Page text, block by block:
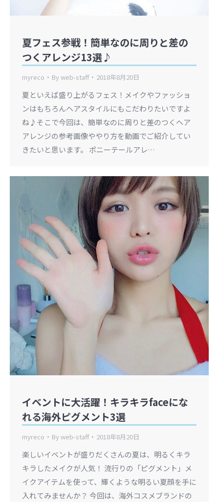
夏フェス参戦！簡単なのに周りと差の
つくアレンジ13選♪
myreco Byweb-staff 2018年8月20日
夏といえば盛り上がるフェス！メイクやファッショ
ンはもちろんヘアスタイルにもこだわりたいですよ
ね♪そこで今回は、簡単なのに周りと差のつくヘア
アレンジの参考画像ややり方を動画でご紹介してい
きたいと思います。 ポニーテールアレ…
イベントに大活躍！キラキラfaceにな
れる海外ピグメント3選
myreco Byweb-staff 2018年8月20日
楽しいイベントが盛りだくさんの夏は、明るくキラ
キラしたメイクが人気！ 流行りの「ピグメント」メ
イクアイテムを使って、輝くような明るい夏顔を手に
入れてみませんか？ 今回は、海外コスメブランドの